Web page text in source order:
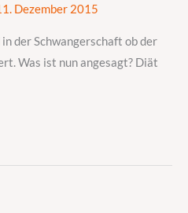
Dezember 2015
der Schwangerschaft ob der
Was ist nun angesagt? Diät